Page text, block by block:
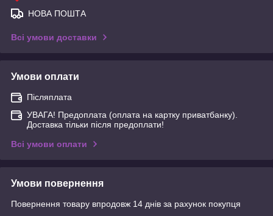
НОВА ПОШТА
Всі умови доставки
Умови оплати
Післяплата
УВАГА! Предоплата (оплата на картку приватбанку).
Доставка тільки після предоплати!
Всі умови оплати
Умови повернення
Повернення товару впродовж 14 днів за рахунок покупця